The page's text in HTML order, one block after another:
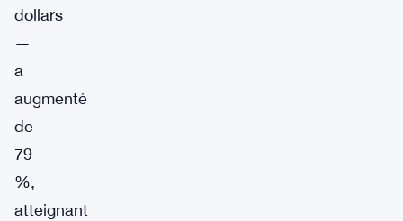
dollars
—
a
augmenté
de
79
%,
atteignant